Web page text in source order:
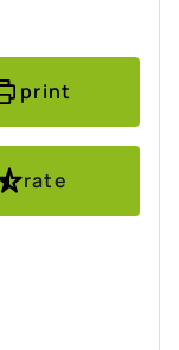
print
rate